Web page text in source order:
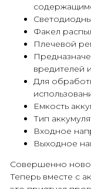
Факел
Плечевой
вредителей
Для
Емкость
Тип
Входное
Выходное
Совершенно
Теперь вместе с